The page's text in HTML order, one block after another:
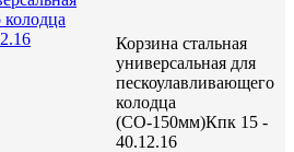
Корзина стальная
универсальная для
пескоулавливающего
колодца
(СО-150мм)Кпк 15 -
40.12.16